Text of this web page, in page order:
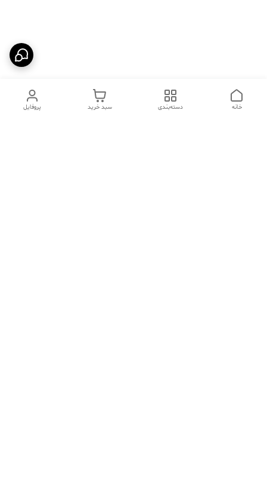
پروفایل سبد خرید دسته‌بندی خانه